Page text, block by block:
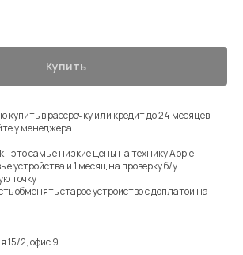
Купить
в рассрочку или кредит до 24 месяцев.
у менеджера
- это самые низкие цены на технику Apple
устройства и 1 месяц на проверку б/у
точку
обменять старое устройство с доплатой на
15/2, офис 9